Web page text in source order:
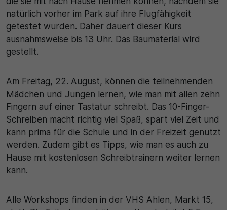
natürlich vorher im Park auf ihre Flugfähigkeit
getestet wurden. Daher dauert dieser Kurs
ausnahmsweise bis 13 Uhr. Das Baumaterial wird
gestellt.
Am Freitag, 22. August, können die teilnehmenden
Mädchen und Jungen lernen, wie man mit allen zehn
Fingern auf einer Tastatur schreibt. Das 10-Finger-
Schreiben macht richtig viel Spaß, spart viel Zeit und
kann prima für die Schule und in der Freizeit genutzt
werden. Zudem gibt es Tipps, wie man es auch zu
Hause mit kostenlosen Schreibtrainern weiter lernen
kann.
Alle Workshops finden in der VHS Ahlen, Markt 15,